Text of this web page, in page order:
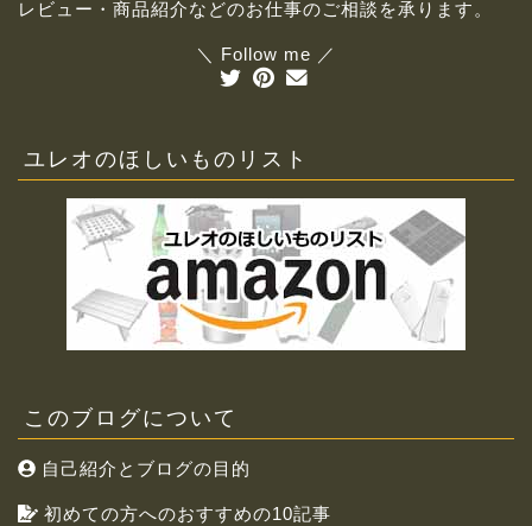
レビュー・商品紹介などのお仕事のご相談を承ります。
＼ Follow me ／
ユレオのほしいものリスト
このブログについて
自己紹介とブログの目的
初めての方へのおすすめの10記事